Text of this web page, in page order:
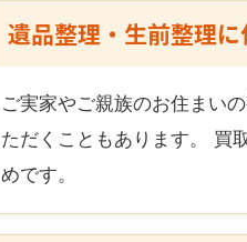
遺品整理・生前整理
ご実家やご親族のお住まい
ただくこともあります。 買
めです。